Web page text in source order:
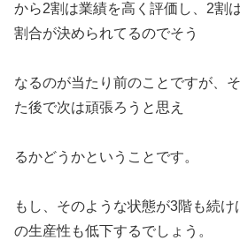
から2割は業績を高く評価し、2割
割合が決められてるのでそう
なるのが当たり前のことですが、
た後で次は頑張ろうと思え
るかどうかということです。
もし、そのような状態が3階も続
の生産性も低下するでしょう。